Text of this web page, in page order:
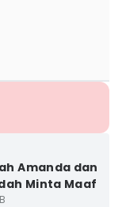
Amanda dan
Minta Maaf